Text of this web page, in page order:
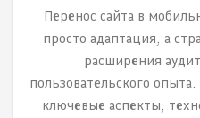
Перенос сайта в
просто адаптация, а
расширения
пользовательского
ключевые аспекты,